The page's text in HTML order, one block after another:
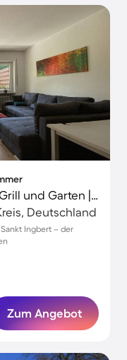
Ferienwohnung mit Terrasse, Grill und Garten | Gartenblick | Perfekt für die Arbeit von Zuhause
Deutschland
Ingbert – der
Zum Angebot